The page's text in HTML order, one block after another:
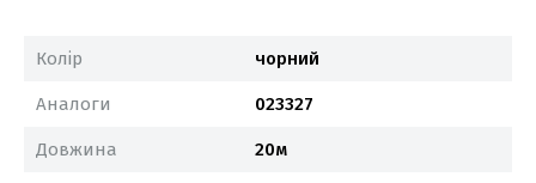
Колір чорний
Аналоги 023327
Довжина 20м